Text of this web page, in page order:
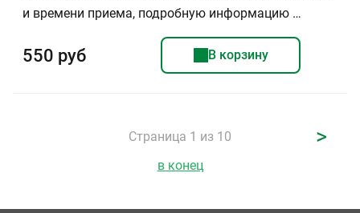
и времени приема, подробную информацию …
550 руб В корзину
Страница 1 из 10 >
в конец